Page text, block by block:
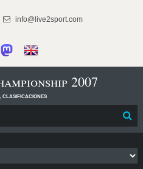
info@live2sport.com
2007
clasificaciones